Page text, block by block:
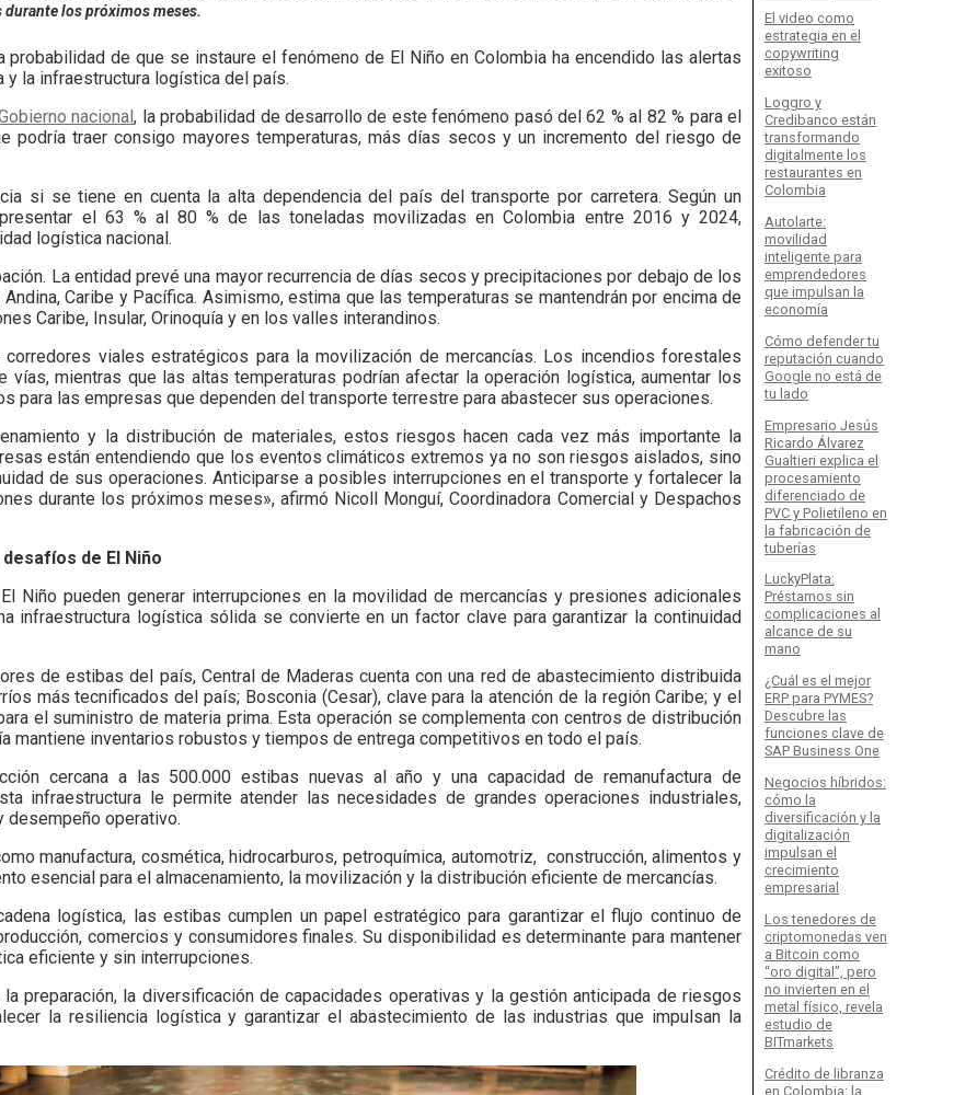
los próximos meses.
probabilidad de que se instaure el fenómeno de El Niño en Colombia ha encendido las alertas
la infraestructura logística del país.
nacional, la probabilidad de desarrollo de este fenómeno pasó del 62 % al 82 % para el
podría traer consigo mayores temperaturas, más días secos y un incremento del riesgo de
si se tiene en cuenta la alta dependencia del país del transporte por carretera. Según un
el 63 % al 80 % de las toneladas movilizadas en Colombia entre 2016 y 2024,
logística nacional.
La entidad prevé una mayor recurrencia de días secos y precipitaciones por debajo de los
Caribe y Pacífica. Asimismo, estima que las temperaturas se mantendrán por encima de
Caribe, Insular, Orinoquía y en los valles interandinos.
viales estratégicos para la movilización de mercancías. Los incendios forestales
mientras que las altas temperaturas podrían afectar la operación logística, aumentar los
para las empresas que dependen del transporte terrestre para abastecer sus operaciones.
y la distribución de materiales, estos riesgos hacen cada vez más importante la
están entendiendo que los eventos climáticos extremos ya no son riesgos aislados, sino
de sus operaciones. Anticiparse a posibles interrupciones en el transporte y fortalecer la
durante los próximos meses», afirmó Nicoll Monguí, Coordinadora Comercial y Despachos
de El Niño
Niño pueden generar interrupciones en la movilidad de mercancías y presiones adicionales
infraestructura logística sólida se convierte en un factor clave para garantizar la continuidad
de estibas del país, Central de Maderas cuenta con una red de abastecimiento distribuida
más tecnificados del país; Bosconia (Cesar), clave para la atención de la región Caribe; y el
el suministro de materia prima. Esta operación se complementa con centros de distribución
mantiene inventarios robustos y tiempos de entrega competitivos en todo el país.
cercana a las 500.000 estibas nuevas al año y una capacidad de remanufactura de
infraestructura le permite atender las necesidades de grandes operaciones industriales,
desempeño operativo.
manufactura, cosmética, hidrocarburos, petroquímica, automotriz, construcción, alimentos y
esencial para el almacenamiento, la movilización y la distribución eficiente de mercancías.
logística, las estibas cumplen un papel estratégico para garantizar el flujo continuo de
comercios y consumidores finales. Su disponibilidad es determinante para mantener
eficiente y sin interrupciones.
preparación, la diversificación de capacidades operativas y la gestión anticipada de riesgos
la resiliencia logística y garantizar el abastecimiento de las industrias que impulsan la
El video como
estrategia en el
copywriting
exitoso
Loggro y
Credibanco están
transformando
digitalmente los
restaurantes en
Colombia
Autolarte:
movilidad
inteligente para
emprendedores
que impulsan la
economía
Cómo defender tu
reputación cuando
Google no está de
tu lado
Empresario Jesús
Ricardo Álvarez
Gualtieri explica el
procesamiento
diferenciado de
PVC y Polietileno en
la fabricación de
tuberías
LuckyPlata:
Préstamos sin
complicaciones al
alcance de su
mano
¿Cuál es el mejor
ERP para PYMES?
Descubre las
funciones clave de
SAP Business One
Negocios híbridos:
cómo la
diversificación y la
digitalización
impulsan el
crecimiento
empresarial
Los tenedores de
criptomonedas ven
a Bitcoin como
“oro digital”, pero
no invierten en el
metal físico, revela
estudio de
BITmarkets
Crédito de libranza
en Colombia: la